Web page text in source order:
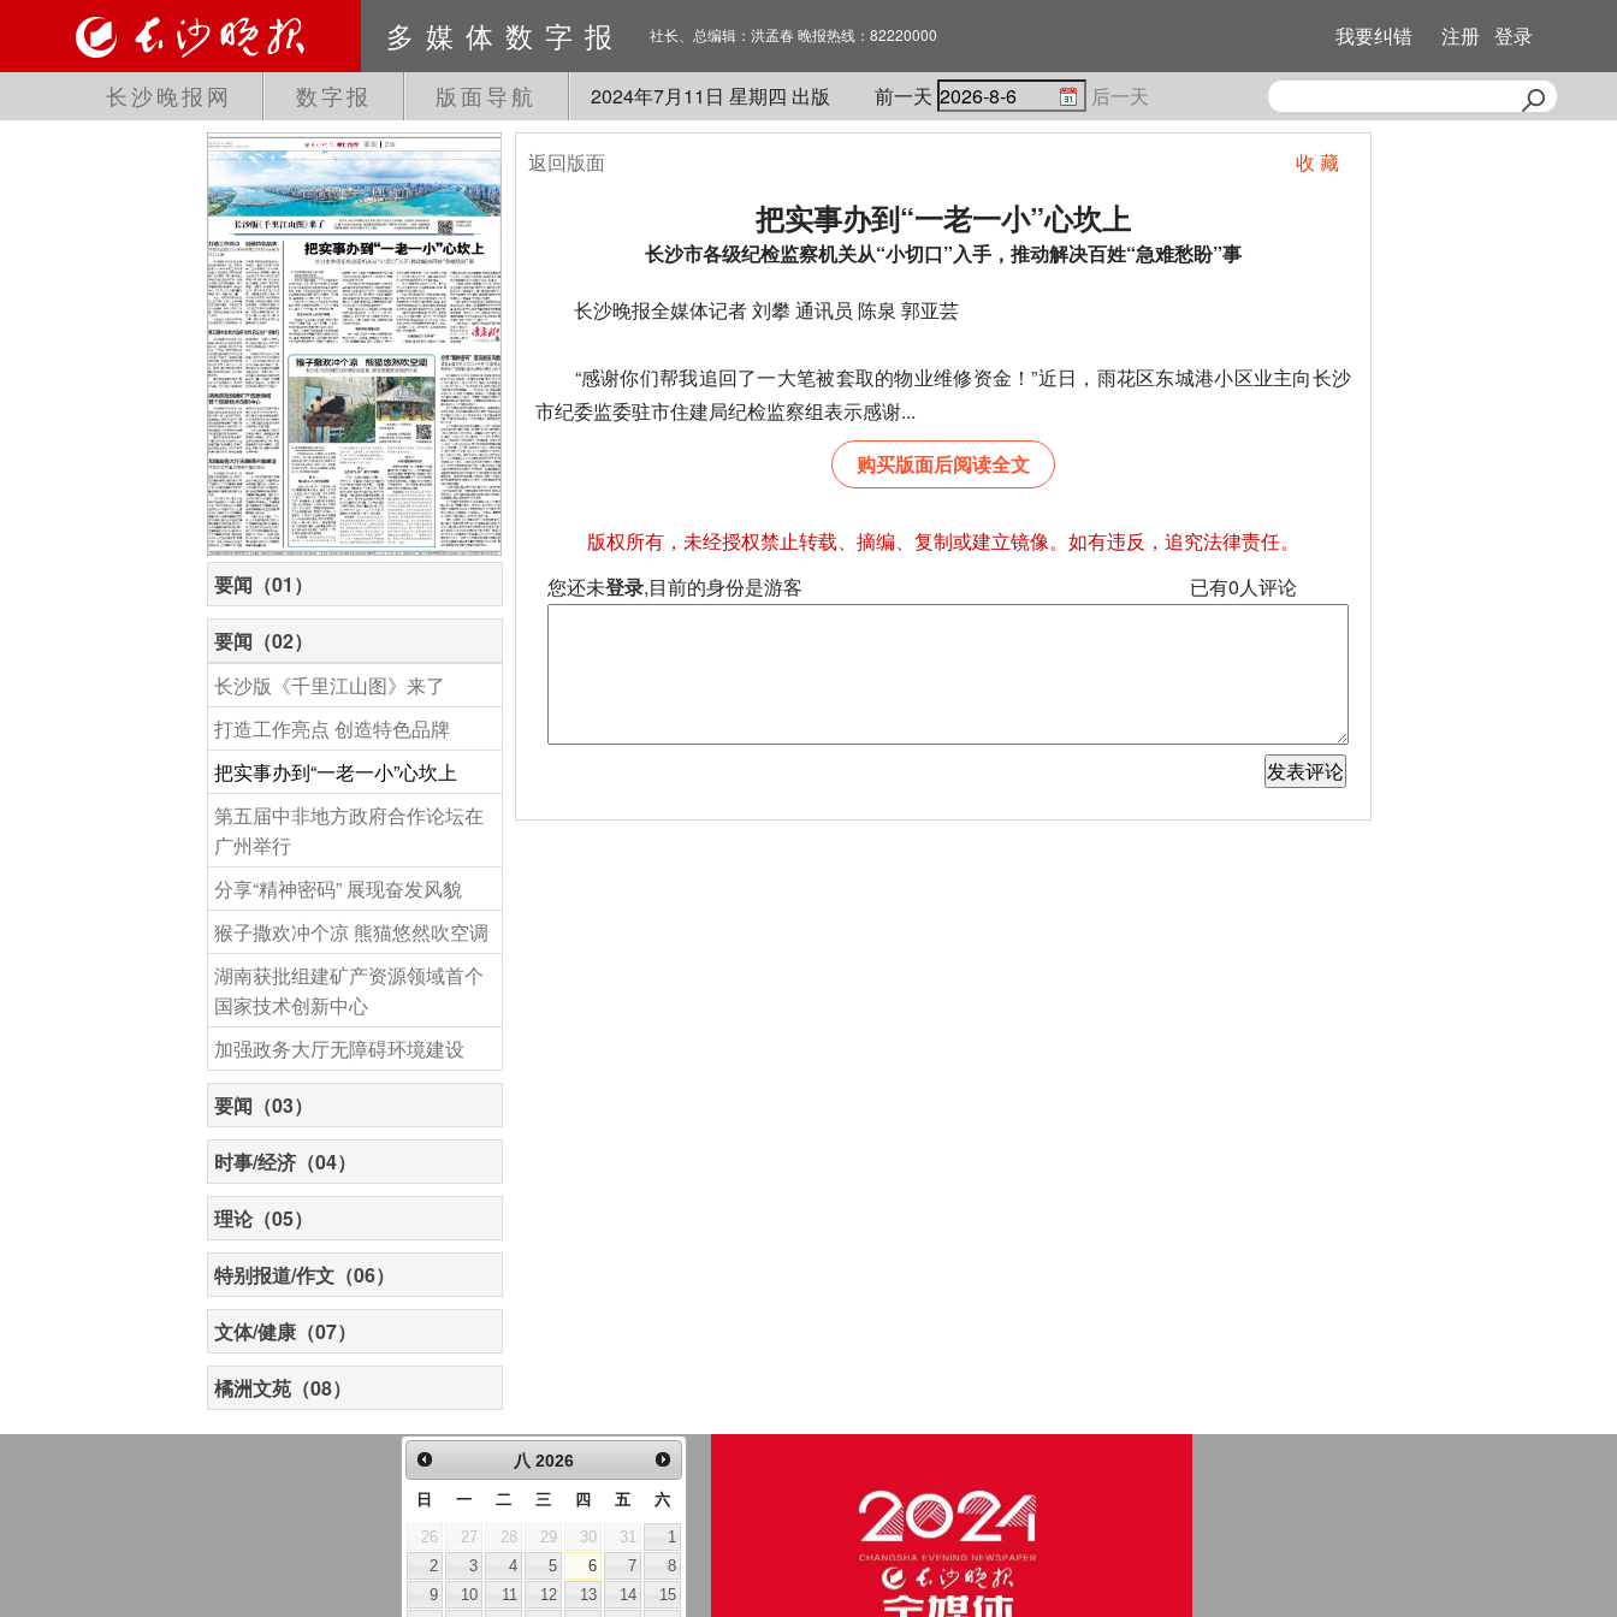
多媒体数字报 社长、总编辑：洪孟春 晚报热线：82220000 我要纠错 注册 登录
长沙晚报网 数字报 版面导航 2024年7月11 日 星期四 出版 前一天 后一天
要闻（01）
要闻（02）
长沙版《千里江山图》来了
打造工作亮点 创造特色品牌
把实事办到“一老一小”心坎上
第五届中非地方政府合作论坛在
广州举行
分享“精神密码” 展现奋发风貌
猴子撒欢冲个凉 熊猫悠然吹空调
湖南获批组建矿产资源领域首个
国家技术创新中心
加强政务大厅无障碍环境建设
要闻（03）
时事/经济（04）
理论（05）
特别报道/作文（06）
文体/健康（07）
橘洲文苑（08）
返回版面 收 藏
把实事办到“一老一小”心坎上
长沙市各级纪检监察机关从“小切口”入手，推动解决百姓“急难愁盼”事
长沙晚报全媒体记者 刘攀 通讯员 陈泉 郭亚芸
“感谢你们帮我追回了一大笔被套取的物业维修资金！”近日，雨花区东城港小区业主向长沙
市纪委监委驻市住建局纪检监察组表示感谢...
购买版面后阅读全文
版权所有，未经授权禁止转载、摘编、复制或建立镜像。如有违反，追究法律责任。
您还未登录,目前的身份是游客 已有0人评论
八 2026
日 一 二 三 四 五 六
26 27 28 29 30 31
1
2
3 4 5 6 7
8
9
10 11 12 13 14
15